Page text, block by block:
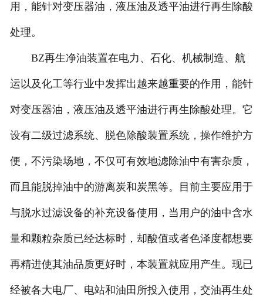
新闻动态
免责说明
用，能针对变压器油，液压油及透平油进行再生除酸
处理。
BZ再生净油装置在电力、石化、机械制造、航
运以及化工等行业中发挥出越来越重要的作用，能针
对变压器油，液压油及透平油进行再生除酸处理。它
设有二级过滤系统、脱色除酸装置系统，操作维护方
便，不污染场地，不仅可有效地滤除油中有害杂质，
而且能脱掉油中的游离炭和炭黑等。目前主要应用于
与脱水过滤设备的补充设备使用，当用户的油中含水
量和颗粒杂质已经达标时，却酸值或者色泽度都想要
再精进使其油品质更好时，本装置就应用产生。现已
经被各大电厂、电站和油田所投入使用，交油再生处